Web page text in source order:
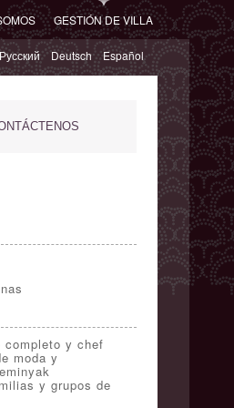
GESTIÓN DE VILLA
Русский Deutsch Español
completo y chef
moda y
y grupos de